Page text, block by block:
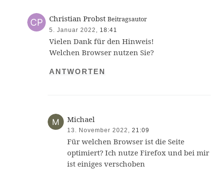
Christian Probst Beitragsautor
5. Januar 2022, 18:41
Vielen Dank für den Hinweis!
Welchen Browser nutzen Sie?
ANTWORTEN
Michael
13. November 2022, 21:09
Für welchen Browser ist die Seite
optimiert? Ich nutze Firefox und bei mir
ist einiges verschoben